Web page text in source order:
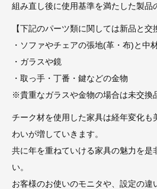
組み直し後に使用基準を満たした製品
【下記のパーツ類に関しては新品と交
・ソファやチェアの張地(革・布)と中
・ガラスや鏡
・取っ手・丁番・鍵などの金物
※貴重なガラスや金物の場合は未交換
チーク材を使用した家具は経年変化も
わいが増していきます。
共に年を重ねていける家具の魅力を是
い。
お客様のお使いのモニタや、設定の違